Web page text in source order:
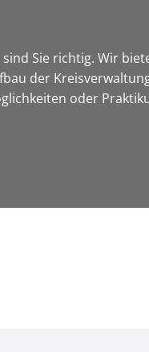
Sie richtig. Wir
der
oder